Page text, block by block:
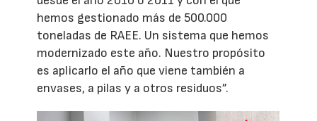
hemos gestionado más de 500.000
toneladas de RAEE. Un sistema que hemos
modernizado este año. Nuestro propósito
es aplicarlo el año que viene también a
envases, a pilas y a otros residuos”.